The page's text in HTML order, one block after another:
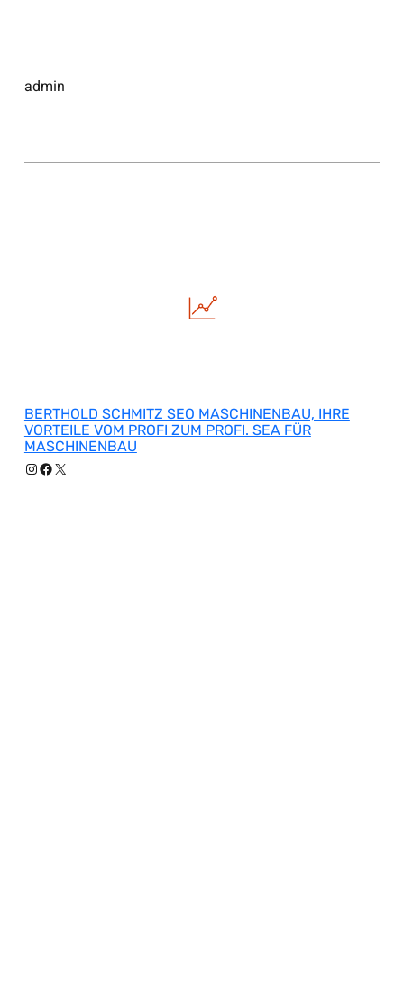
admin
BERTHOLD SCHMITZ SEO MASCHINENBAU, IHRE
VORTEILE VOM PROFI ZUM PROFI. SEA FÜR
MASCHINENBAU
Instagram
Facebook
X